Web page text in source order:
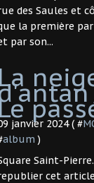
des Saules et
la première
par son...
La
janvier 2024 ( #
album )
Saint-
cet